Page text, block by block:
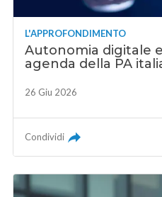
L'APPROFONDIMENTO
Autonomia digitale
agenda della PA
26 Giu 2026
Condividi